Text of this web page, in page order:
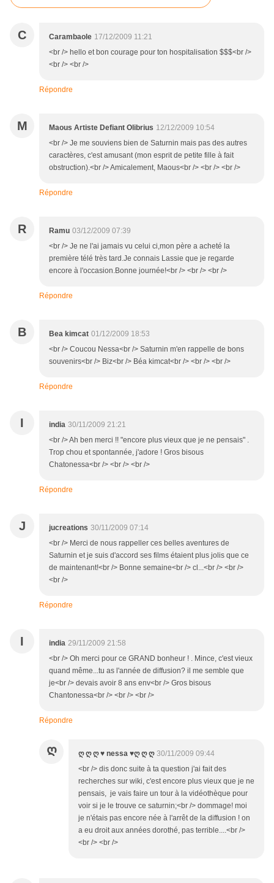
C Carambaole 17/12/2009 11:21
<br /> hello et bon courage pour ton hospitalisation $$$<br />
<br /> <br />
Répondre
M Maous Artiste Defiant Olibrius 12/12/2009 10:54
<br /> Je me souviens bien de Saturnin mais pas des autres
caractères, c'est amusant (mon esprit de petite fille à fait
obstruction).<br /> Amicalement, Maous<br /> <br /> <br />
Répondre
R Ramu 03/12/2009 07:39
<br /> Je ne l'ai jamais vu celui ci,mon père a acheté la
première télé très tard.Je connais Lassie que je regarde
encore à l'occasion.Bonne journée!<br /> <br /> <br />
Répondre
B Bea kimcat 01/12/2009 18:53
<br /> Coucou Nessa<br /> Saturnin m'en rappelle de bons
souvenirs<br /> Biz<br /> Béa kimcat<br /> <br /> <br />
Répondre
I india 30/11/2009 21:21
<br /> Ah ben merci !! "encore plus vieux que je ne pensais" .
Trop chou et spontannée, j'adore ! Gros bisous
Chatonessa<br /> <br /> <br />
Répondre
J jucreations 30/11/2009 07:14
<br /> Merci de nous rappeller ces belles aventures de
Saturnin et je suis d'accord ses films étaient plus jolis que ce
de maintenant!<br /> Bonne semaine<br /> cl...<br /> <br />
<br />
Répondre
I india 29/11/2009 21:58
<br /> Oh merci pour ce GRAND bonheur ! . Mince, c'est vieux
quand même...tu as l'année de diffusion? il me semble que
je<br /> devais avoir 8 ans env<br /> Gros bisous
Chantonessa<br /> <br /> <br />
Répondre
Ღ ღ ღ ღ ♥ nessa ♥ღ ღ ღ 30/11/2009 09:44
<br /> dis donc suite à ta question j'ai fait des
recherches sur wiki, c'est encore plus vieux que je ne
pensais, je vais faire un tour à la vidéothèque pour
voir si je le trouve ce saturnin;<br /> dommage! moi
je n'étais pas encore née à l'arrêt de la diffusion ! on
a eu droit aux années dorothé, pas terrible....<br />
<br /> <br />